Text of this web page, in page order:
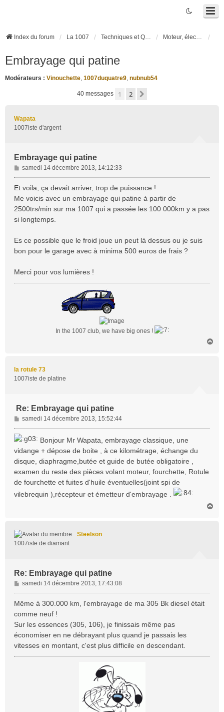
Index du forum La 1007 Techniques et Questions Moteur, électronique moteur, boîte robotisée 2-Tronic
Embrayage qui patine
Modérateurs : Vinouchette, 1007duquatre9, nubnub54
40 messages 1 2
Wapata
1007iste d'argent
Embrayage qui patine
M
e
s
g
e
samedi 14 décembre 2013, 14:12:33
Et voila, ça devait arriver, trop de puissance !
Me voicis avec un embrayage qui patine à partir de
2500trs/min sur ma 1007 qui a passée les 100 000km y a pas
si longtemps.
Es ce possible que le froid joue un peut là dessus ou je suis
bon pour le garage avec à minima 500 euros de frais ?
Merci pour vos lumières !
In the 1007 club, we have big ones !
la rotule 73
1007iste de platine
Re: Embrayage qui patine
M
e
s
a
g
e
samedi 14 décembre 2013, 15:52:44
Bonjour Mr Wapata, embrayage classique, une
vidange + dépose de boite , à ce kilométrage, échange du
disque, diaphragme,butée et guide de butée obligatoire ,
examen du reste des pièces volant moteur, fourchette, Rotule
de fourchette et fuites d'huile éventuelles(joint spi de
vilebrequin ),récepteur et émetteur d'embrayage .
Steelson
1007iste de diamant
Re: Embrayage qui patine
M
e
s
a
g
e
samedi 14 décembre 2013, 17:43:08
Même à 300.000 km, l'embrayage de ma 305 Bk diesel était
comme neuf !
Sur les essences (305, 106), je finissais même pas
économiser en ne débrayant plus quand je passais les
vitesses en montant, c'est plus difficile en descendant.